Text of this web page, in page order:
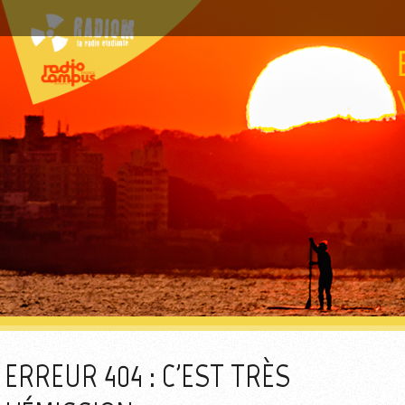
ERREUR 404 : C'EST TRÈS